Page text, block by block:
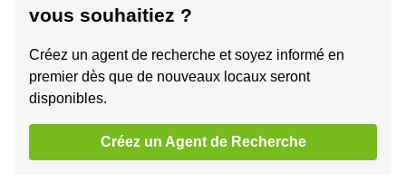
vous souhaitiez ?
Créez un agent de recherche et soyez informé en
premier dès que de nouveaux locaux seront
disponibles.
Créez un Agent de Recherche